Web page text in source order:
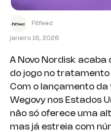
Fitfeed
janeiro 16, 2026
A Novo Nordisk
do jogo no
Com o lançamento da
Wegovy nos Estados
não só oferece uma
mas já estreia com